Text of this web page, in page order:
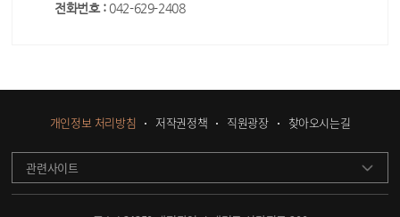
전화번호 : 042-629-2408
개인정보 처리방침 저작권정책 직원광장 찾아오시는길
관련사이트